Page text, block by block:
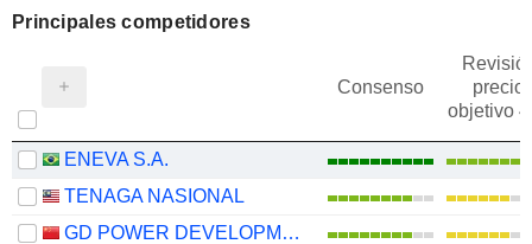
Principales competidores
Consenso
precio
objetivo
ENEVA S.A.
TENAGA NASIONAL
GD POWER DEVELOPMENT CO.,LTD